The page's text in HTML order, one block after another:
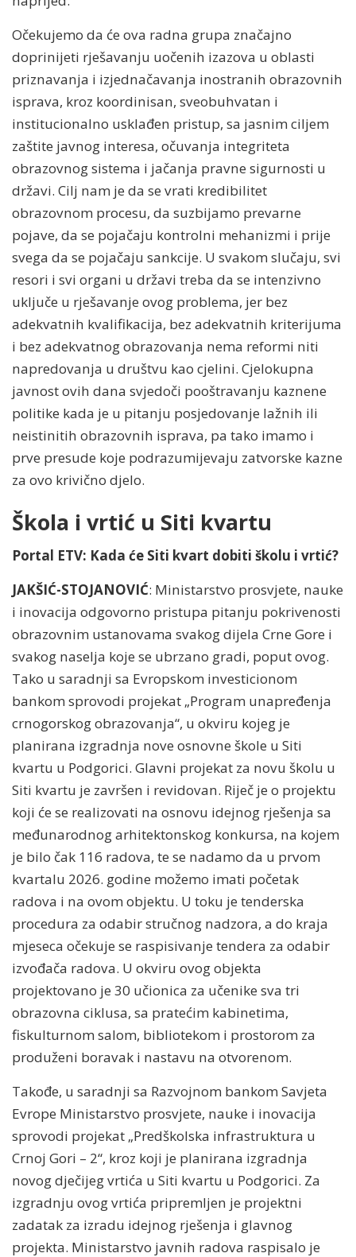
Očekujemo da će ova radna grupa značajno
doprinijeti rješavanju uočenih izazova u oblasti
priznavanja i izjednačavanja inostranih obrazovnih
isprava, kroz koordinisan, sveobuhvatan i
institucionalno usklađen pristup, sa jasnim ciljem
zaštite javnog interesa, očuvanja integriteta
obrazovnog sistema i jačanja pravne sigurnosti u
državi. Cilj nam je da se vrati kredibilitet
obrazovnom procesu, da suzbijamo prevarne
pojave, da se pojačaju kontrolni mehanizmi i prije
svega da se pojačaju sankcije. U svakom slučaju, svi
resori i svi organi u državi treba da se intenzivno
uključe u rješavanje ovog problema, jer bez
adekvatnih kvalifikacija, bez adekvatnih kriterijuma
i bez adekvatnog obrazovanja nema reformi niti
napredovanja u društvu kao cjelini. Cjelokupna
javnost ovih dana svjedoči pooštravanju kaznene
politike kada je u pitanju posjedovanje lažnih ili
neistinitih obrazovnih isprava, pa tako imamo i
prve presude koje podrazumijevaju zatvorske kazne
za ovo krivično djelo.
Škola i vrtić u Siti kvartu
Portal ETV: Kada će Siti kvart dobiti školu i vrtić?
JAKŠIĆ-STOJANOVIĆ: Ministarstvo prosvjete, nauke
i inovacija odgovorno pristupa pitanju pokrivenosti
obrazovnim ustanovama svakog dijela Crne Gore i
svakog naselja koje se ubrzano gradi, poput ovog.
Tako u saradnji sa Evropskom investicionom
bankom sprovodi projekat „Program unapređenja
crnogorskog obrazovanja“, u okviru kojeg je
planirana izgradnja nove osnovne škole u Siti
kvartu u Podgorici. Glavni projekat za novu školu u
Siti kvartu je završen i revidovan. Riječ je o projektu
koji će se realizovati na osnovu idejnog rješenja sa
međunarodnog arhitektonskog konkursa, na kojem
je bilo čak 116 radova, te se nadamo da u prvom
kvartalu 2026. godine možemo imati početak
radova i na ovom objektu. U toku je tenderska
procedura za odabir stručnog nadzora, a do kraja
mjeseca očekuje se raspisivanje tendera za odabir
izvođača radova. U okviru ovog objekta
projektovano je 30 učionica za učenike sva tri
obrazovna ciklusa, sa pratećim kabinetima,
fiskulturnom salom, bibliotekom i prostorom za
produženi boravak i nastavu na otvorenom.
Takođe, u saradnji sa Razvojnom bankom Savjeta
Evrope Ministarstvo prosvjete, nauke i inovacija
sprovodi projekat „Predškolska infrastruktura u
Crnoj Gori – 2“, kroz koji je planirana izgradnja
novog dječijeg vrtića u Siti kvartu u Podgorici. Za
izgradnju ovog vrtića pripremljen je projektni
zadatak za izradu idejnog rješenja i glavnog
projekta. Ministarstvo javnih radova raspisalo je